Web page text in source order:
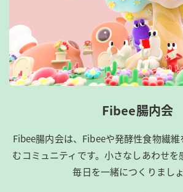
Fibee腸内会
Fibee腸内会は、​Fibeeや発酵性食物繊維
むコミュニティです。​小さなしあわせを
毎日を一緒につくりましょ